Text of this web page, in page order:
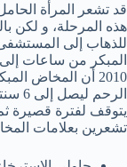
قد تشعر المرأة
هذه المرحلة، و لكن
للذهاب إلى
المبكر من ساعات
يتوقف لفترة قصيرة
تشعرين بعلامات